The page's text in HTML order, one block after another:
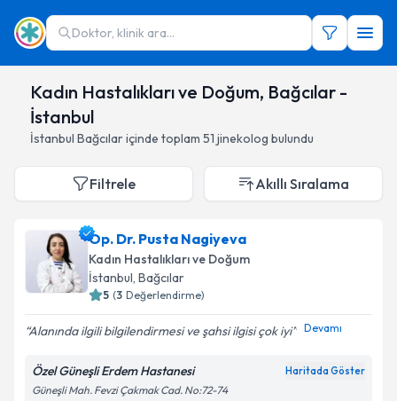
Doktor, klinik ara...
Kadın Hastalıkları ve Doğum, Bağcılar -
İstanbul
İstanbul Bağcılariçinde toplam 51 jinekolog bulundu
Filtrele Akıllı Sıralama
Op. Dr. Pusta Nagiyeva
Kadın Hastalıkları ve Doğum
İstanbul, Bağcılar
5 (3 Değerlendirme)
Alanında ilgili bilgilendirmesi ve şahsi ilgisi çok iyi Devamı
Özel Güneşli Erdem Hastanesi Haritada Göster
Güneşli Mah. Fevzi Çakmak Cad. No:72-74